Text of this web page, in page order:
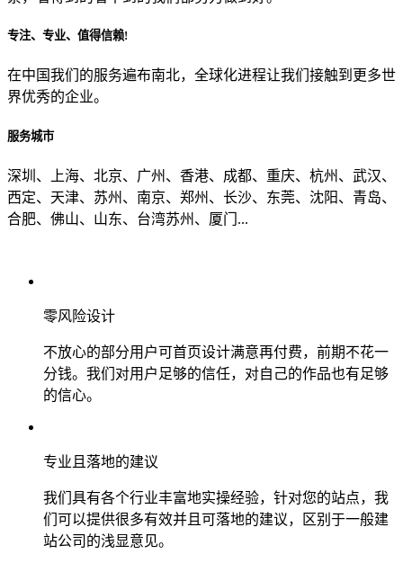
专注、专业、值得信赖!
在中国我们的服务遍布南北，全球化进程让我们接触到更多世
界优秀的企业。
服务城市
深圳、上海、北京、广州、香港、成都、重庆、杭州、武汉、
西定、天津、苏州、南京、郑州、长沙、东莞、沈阳、青岛、
合肥、佛山、山东、台湾苏州、厦门...
零风险设计
不放心的部分用户可首页设计满意再付费，前期不花一
分钱。我们对用户足够的信任，对自己的作品也有足够
的信心。
专业且落地的建议
我们具有各个行业丰富地实操经验，针对您的站点，我
们可以提供很多有效并且可落地的建议，区别于一般建
站公司的浅显意见。